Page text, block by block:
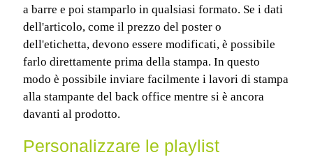
a barre e poi stamparlo in qualsiasi formato. Se i dati
dell'articolo, come il prezzo del poster o
dell'etichetta, devono essere modificati, è possibile
farlo direttamente prima della stampa. In questo
modo è possibile inviare facilmente i lavori di stampa
alla stampante del back office mentre si è ancora
davanti al prodotto.
Personalizzare le playlist